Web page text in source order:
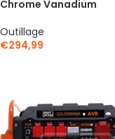
Chrome Vanadium
Outillage
€294,99